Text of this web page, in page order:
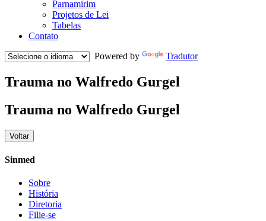
Parnamirim
Projetos de Lei
Tabelas
Contato
Powered by
Tradutor
Trauma no Walfredo Gurgel
Trauma no Walfredo Gurgel
Voltar
Sinmed
Sobre
História
Diretoria
Filie-se